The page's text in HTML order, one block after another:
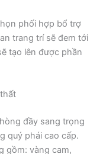
phối hợp bổ trợ
trang trí sẽ đem tới
tạo lên được phần
đầy sang trọng
quý phái cao cấp.
gồm: vàng cam,